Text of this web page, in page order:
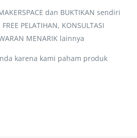
dan BUKTIKAN sendiri
PELATIHAN, KONSULTASI
MENARIK lainnya
karena kami paham produk